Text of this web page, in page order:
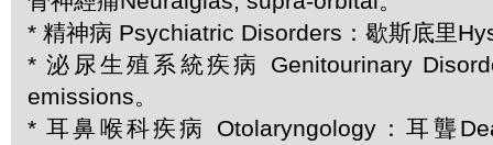
* 精神病 Psychiatric Disorders：歇斯底里
* 泌尿生殖系統疾病 Genitourinary
emissions。
* 耳鼻喉科疾病 Otolaryngology：耳聾